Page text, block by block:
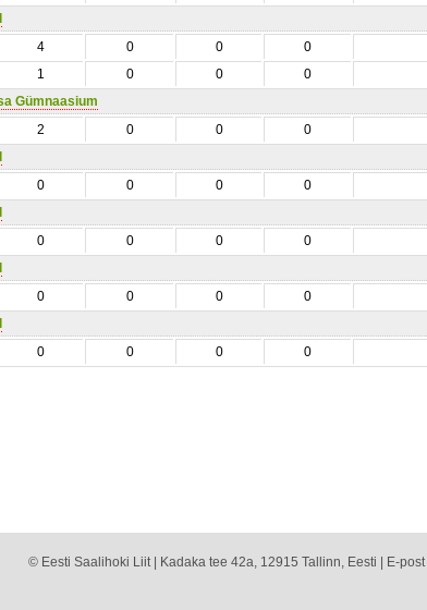
4 0 0
0
1 0 0
0
Gümnaasium
2 0 0
0
0 0 0
0
0 0 0
0
0 0 0
0
0 0 0 0
© Eesti Saalihoki Liit | Kadaka tee 42a, 12915 Tallinn, Eesti | E-post